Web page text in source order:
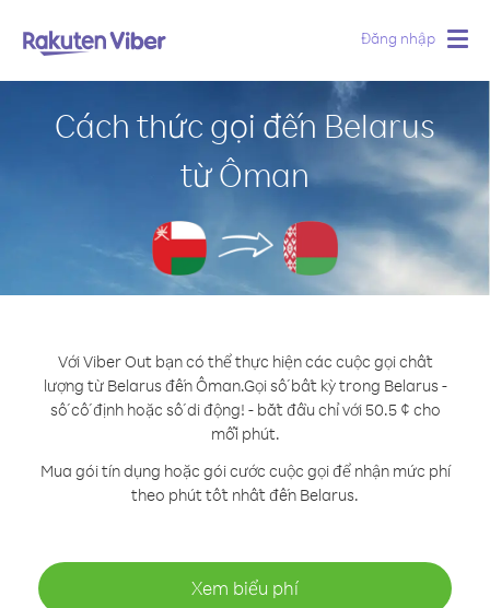
Đăng nhập
Cách thức gọi đến Belarus
từ Ôman
Với Viber Out bạn có thể thực hiện các cuộc gọi chất
lượng từ Belarus đến Ôman.Gọi số bất kỳ trong Belarus -
số cố định hoặc số di động! - bắt đầu chỉ với 50.5 ¢ cho
mỗi phút.
Mua gói tín dụng hoặc gói cước cuộc gọi để nhận mức phí
theo phút tốt nhất đến Belarus.
Xem biểu phí